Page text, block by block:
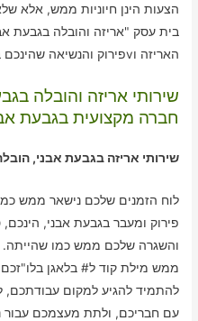
הצעות הינן חיוניות ממש, אלא
בית עסק "אריזה והובלה בגבעת
האריזה וvפירוק והנשיאה שהינכם באמת נצרכים לו!
שירותי אריזה והובלה
חברה מקצועית בגבעת
שירותי אריזה בגבעת אבני,
לוח הזמנים שלכם נישאר ממש
פירוק ומעבר בגבעת אבני, הינכם,
והשגרה שלכם ממש כמו
ממש מילת קוד ל# בלאגן
להתמיד להגיע למקום עבודתכם,
עם חבריכם, ולתת מעצמכם עבור